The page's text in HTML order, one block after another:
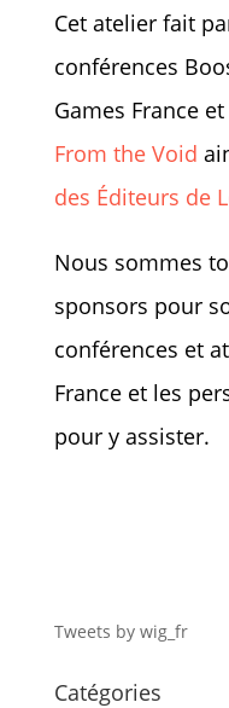
Cet atelier fait
conférences
Games France
From the Void
des Éditeurs de
Nous sommes
sponsors pour
conférences et
France et les
pour y assister.
Tweets by wig_fr
Catégories